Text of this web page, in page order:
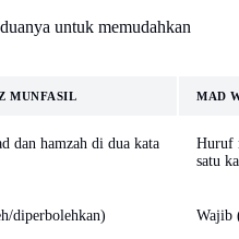
untuk memudahkan
MUNFASIL MAD
dan hamzah di dua kata
Huruf
satu
diperbolehkan) Wajib